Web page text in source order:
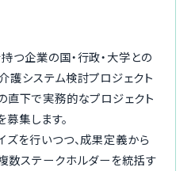
つ企業の国・行政・大学との
護システム検討プロジェクト
直下で実務的なプロジェクト
集します。
ズを行いつつ、成果定義から
数ステークホルダーを統括す